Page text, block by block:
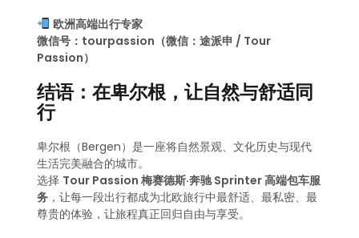
欧洲高端出行专家
微信号：tourpassion（微信：途派申 / Tour
Passion）
结语：在卑尔根，让自然与舒适同
行
卑尔根（Bergen）是一座将自然景观、文化历史与现代
生活完美融合的城市。
选择 Tour Passion 梅赛德斯·奔驰 Sprinter 高端包车服
务 ，让每一段出行都成为北欧旅行中最舒适、最私密、最
尊贵的体验，让旅程真正回归自由与享受。